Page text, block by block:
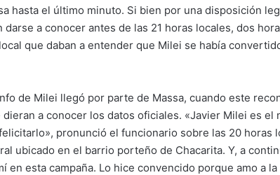
hasta el último minuto. Si bien por una disposición
a conocer antes de las 21 horas locales, dos
que daban a entender que Milei se había
de Milei llegó por parte de Massa, cuando este
a conocer los datos oficiales. «Javier Milei es el
pronunció el funcionario sobre las 20 horas
ubicado en el barrio porteño de Chacarita. Y, a
en esta campaña. Lo hice convencido porque amo a